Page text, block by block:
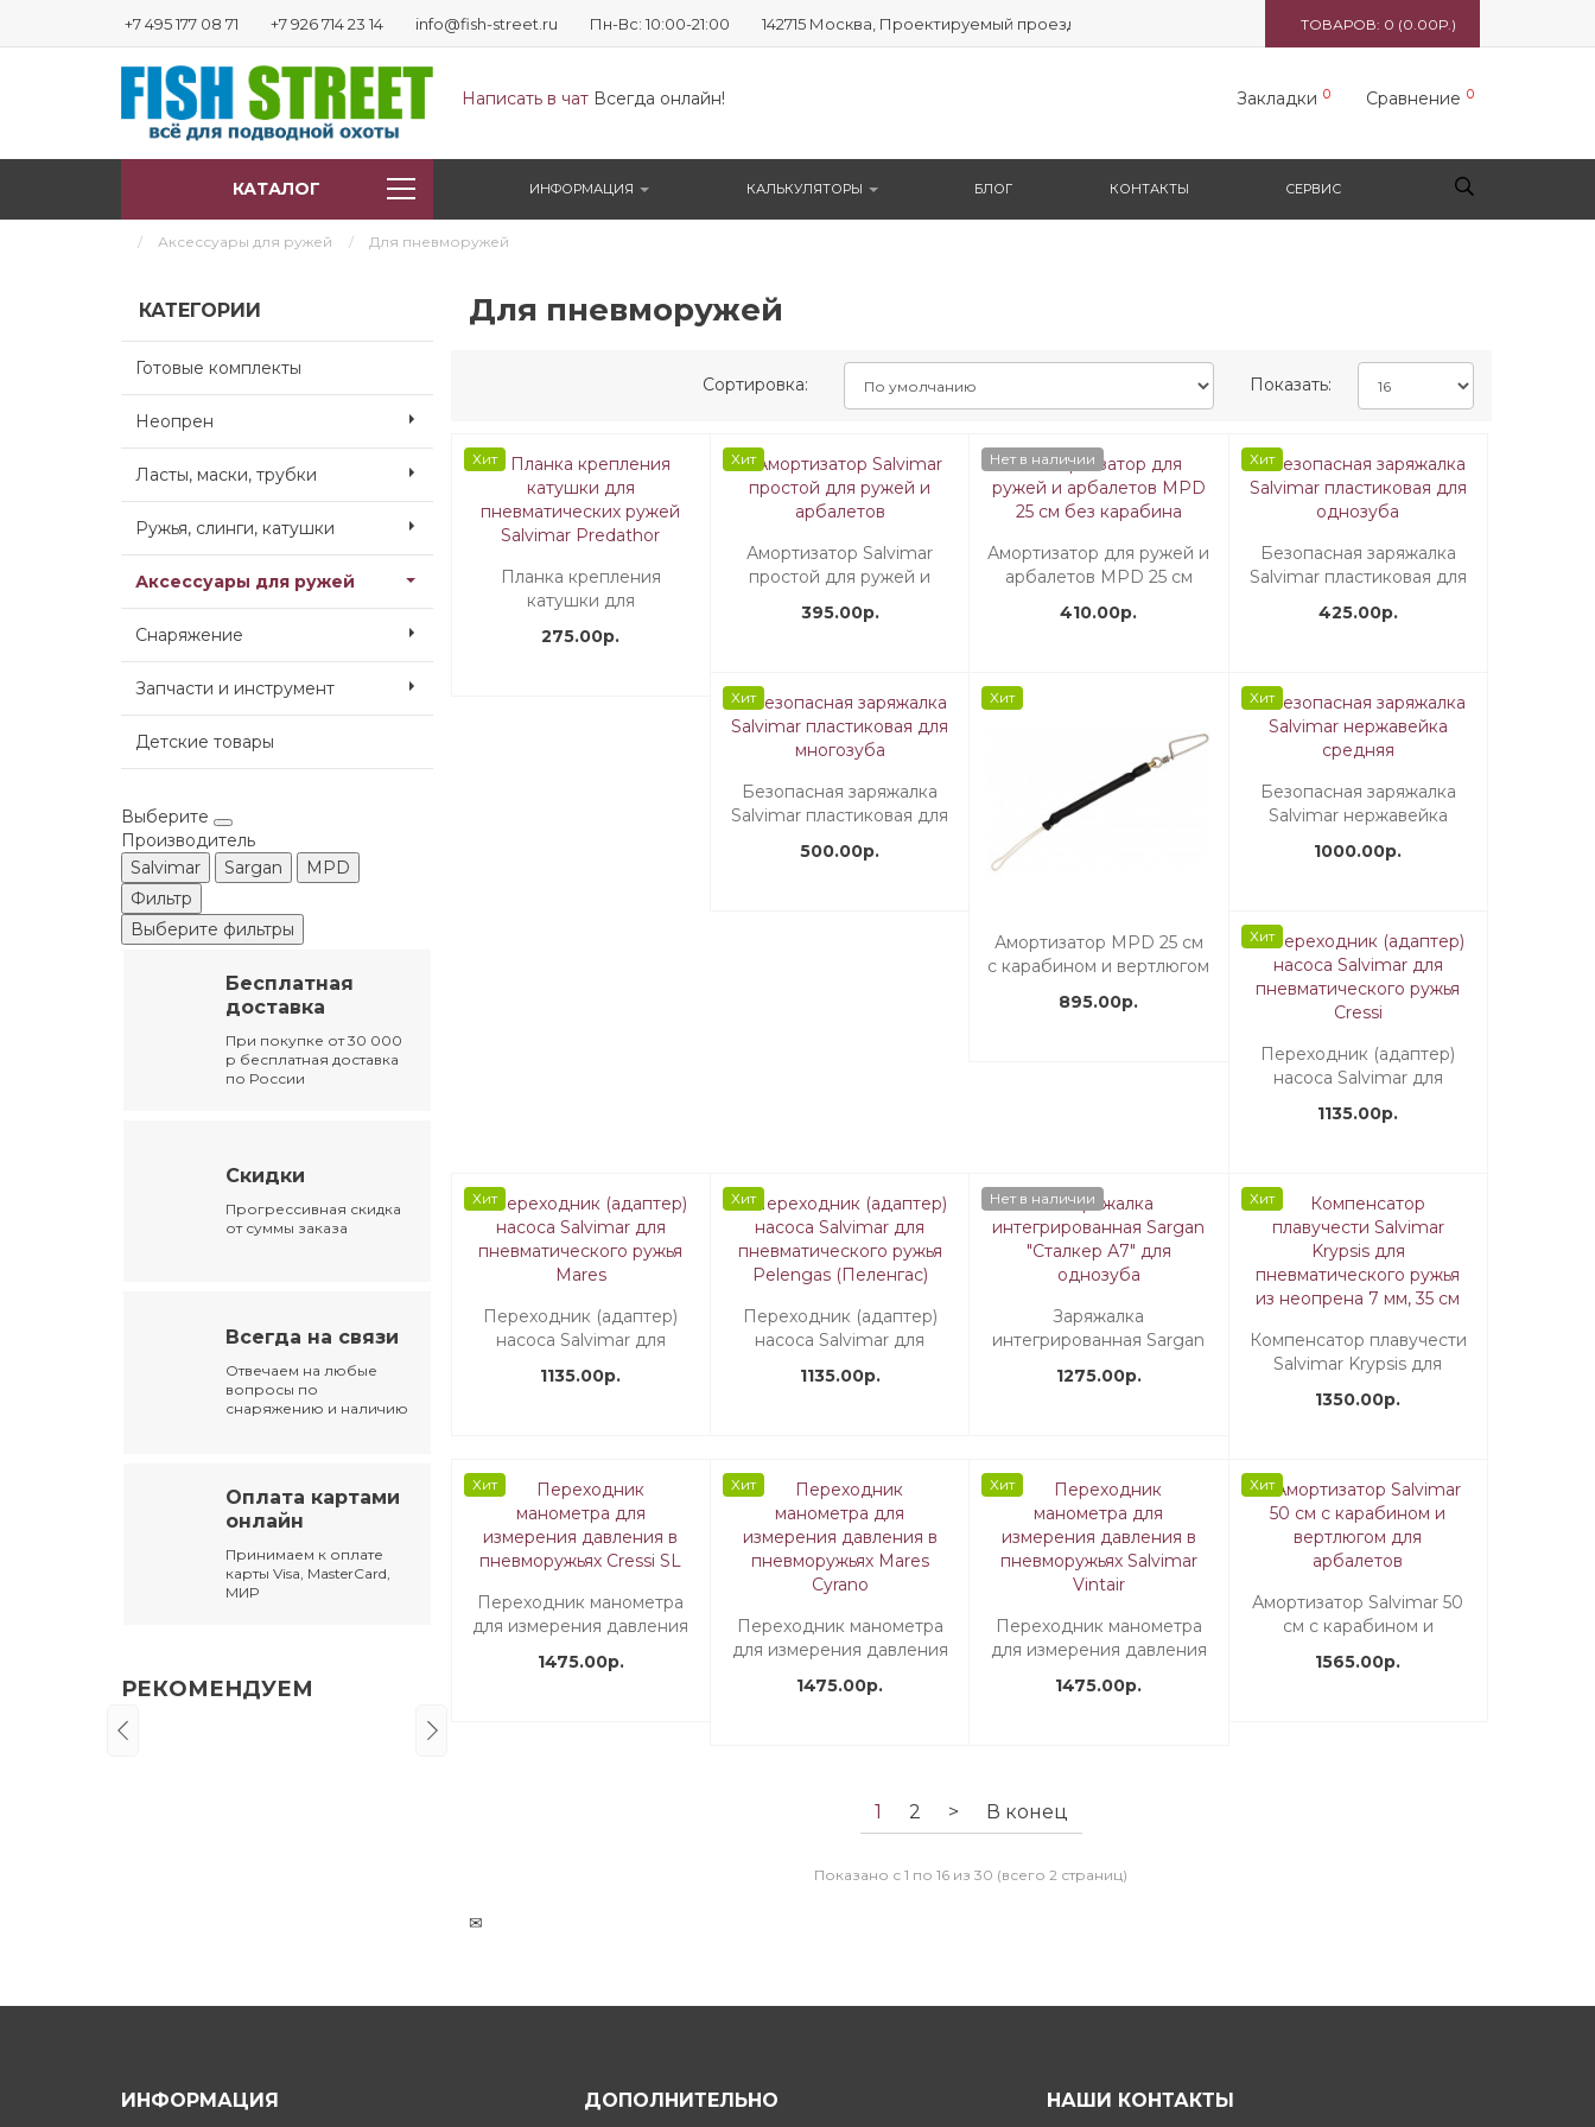
+7 495 177 08 71 +7 926 714 23 14 info@fish-street.ru Пн-Вс: 10:00-21:00 142715 Москва, Проектируемый проезд № 5165 вл. 1, стр. 1, ТЦ "Формула X"ТОВАРОВ: 0 (0.00Р.)
Написать в чатВсегда онлайн! Закладки 0 Сравнение 0
КАТАЛОГ ИНФОРМАЦИЯ КАЛЬКУЛЯТОРЫ БЛОГ КОНТАКТЫ СЕРВИС
Аксессуары для ружей Для пневморужей
КАТЕГОРИИ
Готовые комплекты
Неопрен
Ласты, маски, трубки
Ружья, слинги, катушки
Аксессуары для ружей
Снаряжение
Запчасти и инструмент
Детские товары
Выберите
Производитель
Salvimar
Sargan
MPD
Фильтр
Выберите фильтры
Бесплатная
доставка
При покупке от 30 000
р бесплатная доставка
по России
Скидки
Прогрессивная скидка
от суммы заказа
Всегда на связи
Отвечаем на любые
вопросы по
снаряжению и наличию
Оплата картами
онлайн
Принимаем к оплате
карты Visa, MasterCard,
МИР
РЕКОМЕНДУЕМ
Для пневморужей
Сортировка: Показать:
Хит
Планка крепления
катушки для
Salvimar Predathor
275.00р.
Хит
Амортизатор Salvimar
простой для ружей и
395.00р.
Нет в наличии
Амортизатор для ружей и
арбалетов MPD 25 см
410.00р.
Хит
Безопасная заряжалка
Salvimar пластиковая для
425.00р.
Хит
Безопасная заряжалка
Salvimar пластиковая для
500.00р.
Хит
Амортизатор MPD 25 см
с карабином и вертлюгом
895.00р.
Хит
Безопасная заряжалка
Salvimar нержавейка
1000.00р.
Хит
Переходник (адаптер)
насоса Salvimar для
Cressi
1135.00р.
Хит
Переходник (адаптер)
насоса Salvimar для
Mares
1135.00р.
Хит
Переходник (адаптер)
насоса Salvimar для
Pelengas (Пеленгас)
1135.00р.
Нет в наличии
Заряжалка
интегрированная Sargan
однозуба
1275.00р.
Хит
Компенсатор плавучести
Salvimar Krypsis для
из неопрена 7 мм, 35 см
1350.00р.
Хит
Переходник манометра
для измерения давления
1475.00р.
Хит
Переходник манометра
для измерения давления
Cyrano
1475.00р.
Хит
Переходник манометра
для измерения давления
Vintair
1475.00р.
Хит
Амортизатор Salvimar 50
см с карабином и
арбалетов
1565.00р.
1 2 > В конец
Показано с 1 по 16 из 30 (всего 2 страниц)
✉
ИНФОРМАЦИЯ ДОПОЛНИТЕЛЬНО НАШИ КОНТАКТЫ